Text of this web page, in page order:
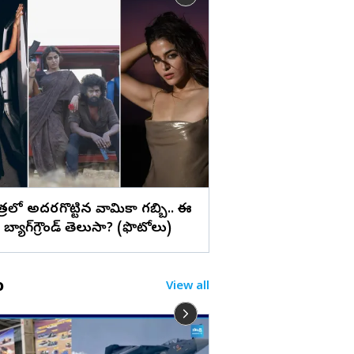
అదరగొట్టిన వామికా గబ్బి.. ఈ
బ్యాగ్‌గ్రౌండ్‌ తెలుసా? (ఫొటోలు)
View all